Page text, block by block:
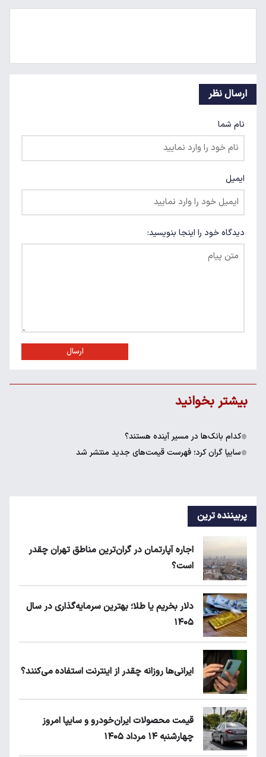
ارسال نظر
نام شما
ایمیل
دیدگاه خود را اینجا بنویسید:
ارسال
بیشتر بخوانید
کدام بانک‌ها در مسیر آینده هستند؟
سایپا گران کرد؛ فهرست قیمت‌های جدید منتشر شد
پربیننده ترین
اجاره آپارتمان در گران‌ترین مناطق تهران چقدر
است؟
دلار بخریم یا طلا؛ بهترین سرمایه‌گذاری در سال
۱۴۰۵
ایرانی‌ها روزانه چقدر از اینترنت استفاده می‌کنند؟
قیمت محصولات ایران‌خودرو و سایپا امروز
چهارشنبه ۱۴ مرداد ۱۴۰۵